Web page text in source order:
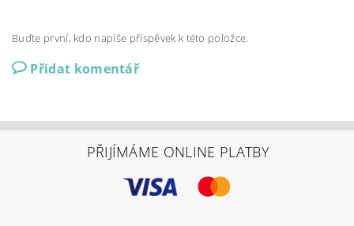
Buďte první, kdo napíše příspěvek k této položce.
Přidat komentář
PŘIJÍMÁME ONLINE PLATBY